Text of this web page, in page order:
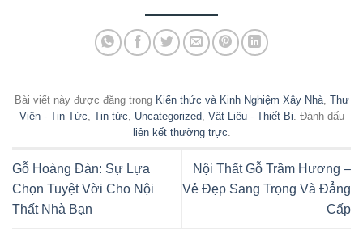
Bài viết này được đăng trong Kiến thức và Kinh Nghiệm Xây Nhà, Thư
Viện - Tin Tức, Tin tức, Uncategorized, Vật Liệu - Thiết Bị. Đánh dấu
liên kết thường trực.
Gỗ Hoàng Đàn: Sự Lựa
Chọn Tuyệt Vời Cho Nội
Thất Nhà Bạn
Nội Thất Gỗ Trầm Hương –
Vẻ Đẹp Sang Trọng Và Đẳng
Cấp